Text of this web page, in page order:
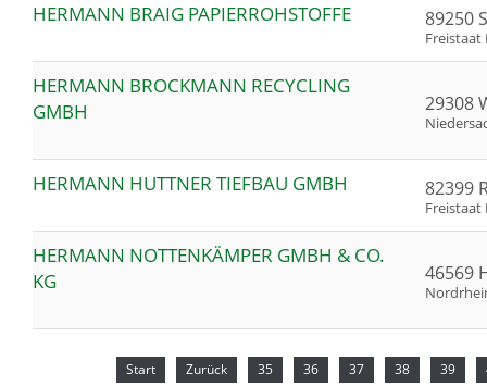
HERMANN BRAIG PAPIERROHSTOFFE 89250
Freistaat
HERMANN BROCKMANN RECYCLING
GMBH
29308
HERMANN HUTTNER TIEFBAU GMBH 82399
Freistaat
HERMANN NOTTENKÄMPER GMBH & CO.
KG
46569
Start Zurück 35 36 37 38 39